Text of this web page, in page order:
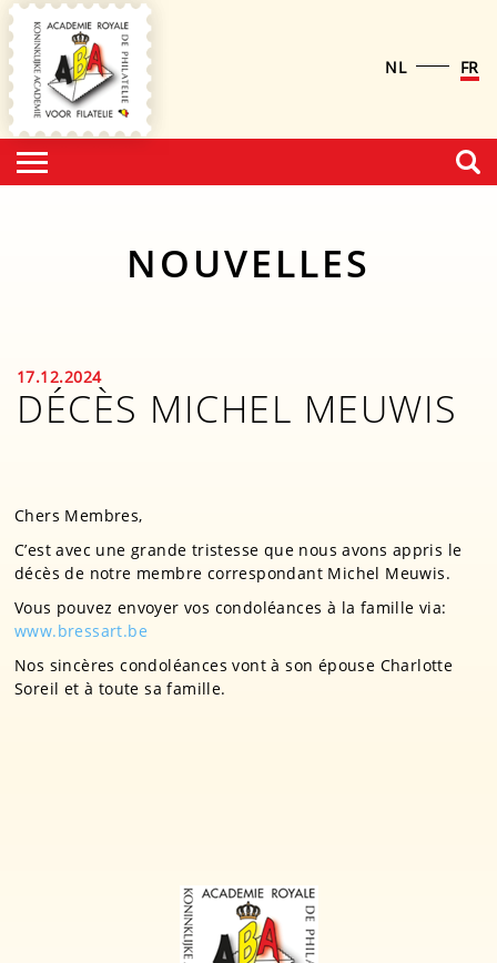
NL FR
NOUVELLES
17.12.2024
DÉCÈS MICHEL MEUWIS
Chers Membres,
C’est avec une grande tristesse que nous avons appris le
décès de notre membre correspondant Michel Meuwis.
Vous pouvez envoyer vos condoléances à la famille via:
www.bressart.be
Nos sincères condoléances vont à son épouse Charlotte
Soreil et à toute sa famille.